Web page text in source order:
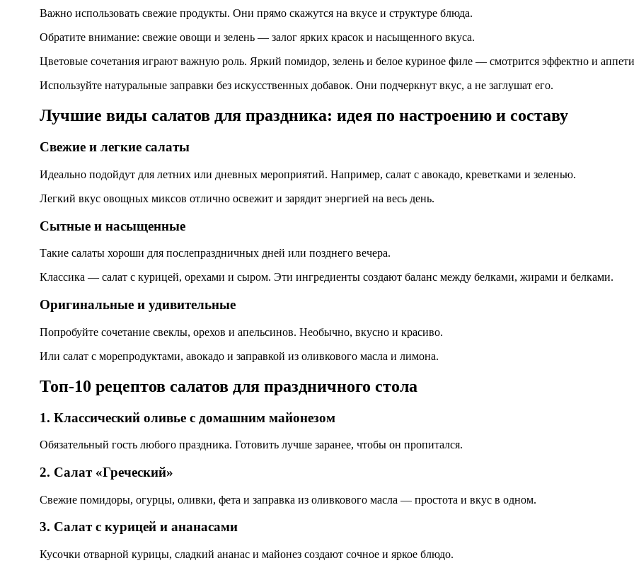
Важно использовать свежие продукты. Они прямо скажутся на вкусе и структуре блюда.
Обратите внимание: свежие овощи и зелень — залог ярких красок и насыщенного вкуса.
Цветовые сочетания играют важную роль. Яркий помидор, зелень и белое куриное филе — смотрится эффектно и
Используйте натуральные заправки без искусственных добавок. Они подчеркнут вкус, а не заглушат его.
Лучшие виды салатов для праздника: идея по настроению и составу
Свежие и легкие салаты
Идеально подойдут для летних или дневных мероприятий. Например, салат с авокадо, креветками и зеленью.
Легкий вкус овощных миксов отлично освежит и зарядит энергией на весь день.
Сытные и насыщенные
Такие салаты хороши для послепраздничных дней или позднего вечера.
Классика — салат с курицей, орехами и сыром. Эти ингредиенты создают баланс между белками, жирами и белками.
Оригинальные и удивительные
Попробуйте сочетание свеклы, орехов и апельсинов. Необычно, вкусно и красиво.
Или салат с морепродуктами, авокадо и заправкой из оливкового масла и лимона.
Топ-10 рецептов салатов для праздничного стола
1. Классический оливье с домашним майонезом
Обязательный гость любого праздника. Готовить лучше заранее, чтобы он пропитался.
2. Салат «Греческий»
Свежие помидоры, огурцы, оливки, фета и заправка из оливкового масла — простота и вкус в одном.
3. Салат с курицей и ананасами
Кусочки отварной курицы, сладкий ананас и майонез создают сочное и яркое блюдо.